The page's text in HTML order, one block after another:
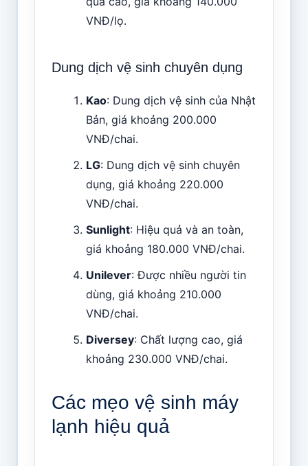
VNĐ/lọ.
Dung dịch vệ sinh chuyên dụng
Kao: Dung dịch vệ sinh của Nhật
Bản, giá khoảng 200.000
VNĐ/chai.
LG: Dung dịch vệ sinh chuyên
dụng, giá khoảng 220.000
VNĐ/chai.
Sunlight: Hiệu quả và an toàn,
giá khoảng 180.000 VNĐ/chai.
Unilever: Được nhiều người tin
dùng, giá khoảng 210.000
VNĐ/chai.
Diversey: Chất lượng cao, giá
khoảng 230.000 VNĐ/chai.
Các mẹo vệ sinh máy
lạnh hiệu quả